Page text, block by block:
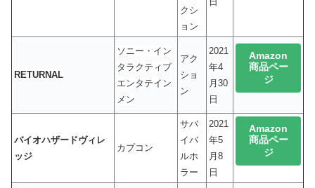
クシ
ョン
RETURNAL
ソニー・イン
タラクティブ
エンタテイン
メン
アク
ショ
ン
2021
年4
月30
日
Amazon
商品ペー
ジ
バイオハザードヴィレ
ッジ
カプコン
サバ
イバ
ルホ
ラー
2021
年5
月8
日
Amazon
商品ペー
ジ